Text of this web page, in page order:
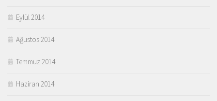
Eylül 2014
Ağustos 2014
Temmuz 2014
Haziran 2014